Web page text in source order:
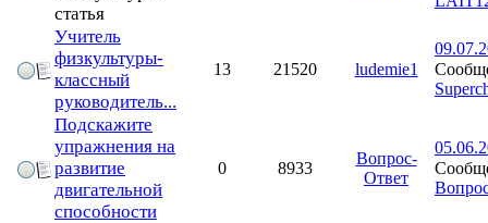
статья
Учитель
физкультуры-
классный
руководитель...
13 21520 ludemie1
Подскажите
упражнения на
развитие
двигательной
способности
0 8933
Вопрос-
Ответ